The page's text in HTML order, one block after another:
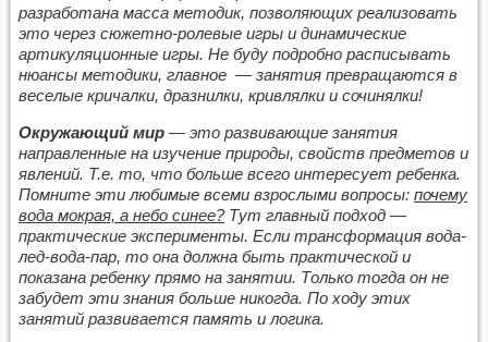
разработана масса методик, позволяющих реализовать
это через сюжетно-ролевые игры и динамические
артикуляционные игры. Не буду подробно расписывать
нюансы методики, главное — занятия превращаются в
веселые кричалки, дразнилки, кривлялки и сочинялки!
Окружающий мир — это развивающие занятия
направленные на изучение природы, свойств предметов и
явлений. Т.е. то, что больше всего интересует ребенка.
Помните эти любимые всеми взрослыми вопросы: почему
вода мокрая, а небо синее?Тут главный подход —
практические эксперименты. Если трансформация вода-
лед-вода-пар, то она должна быть практической и
показана ребенку прямо на занятии. Только тогда он не
забудет эти знания больше никогда. По ходу этих
занятий развивается память и логика.